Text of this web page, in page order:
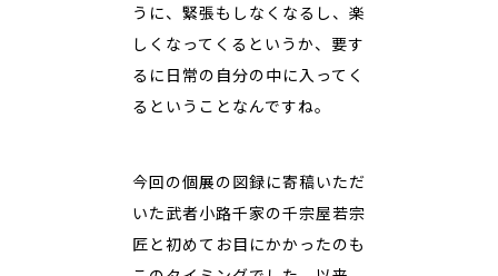
うに、緊張もしなくなるし、楽
しくなってくるというか、要す
るに日常の自分の中に入ってく
るということなんですね。
今回の個展の図録に寄稿いただ
いた武者小路千家の千宗屋若宗
匠と初めてお目にかかったのも